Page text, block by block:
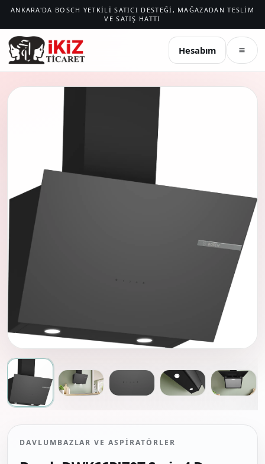
ANKARA'DA BOSCH YETKILI SATICI DESTEĞI, MAĞAZADAN TESLIM
VE SATIŞ HATTI
İKIZ TICARET
Hesabım
DAVLUMBAZLAR VE ASPIRATÖRLER